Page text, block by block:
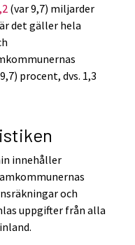
(var 9,7) miljarder
det gäller hela
procent, dvs. 1,3
innehåller
och
uppgifter från alla